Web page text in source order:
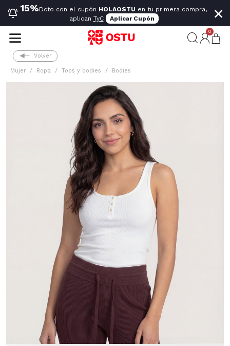
15%Dcto con el cupón HOLAOSTU en tu primera compra,
aplican TyC Aplicar Cupón ×
0
Volver
Mujer Ropa Tops y bodies Bodies